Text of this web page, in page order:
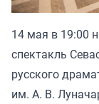
14 мая в 19:00
спектакль
русского
им. А. В.